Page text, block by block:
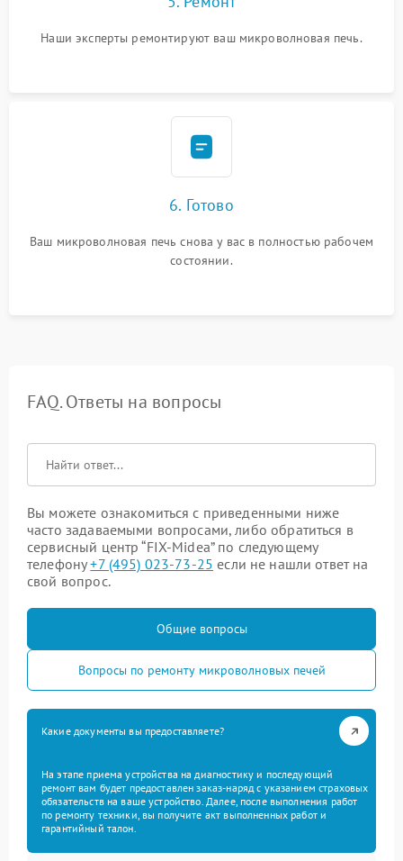
Наши эксперты ремонтируют ваш микроволновая печь.
6. Готово
Ваш микроволновая печь снова у вас в полностью рабочем
состоянии.
FAQ. Ответы на вопросы
Вы можете ознакомиться с приведенными ниже
часто задаваемыми вопросами, либо обратиться в
сервисный центр “FIX-Midea” по следующему
телефону+7 (495) 023-73-25 если не нашли ответ на
свой вопрос.
Общие вопросы
Вопросы по ремонту микроволновых печей
Какие документы вы предоставляете?
На этапе приема устройства на диагностику и последующий
ремонт вам будет предоставлен заказ-наряд с указанием страховых
обязательств на ваше устройство. Далее, после выполнения работ
по ремонту техники, вы получите акт выполненных работ и
гарантийный талон.